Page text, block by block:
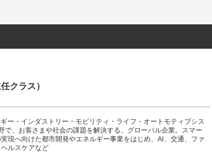
クラス）
ー・インダストリー・モビリティ・ライフ・オートモティブシス
で、お客さまや社会の課題を解決する、グローバル企業。スマー
実現へ向けた都市開発やエネルギー事業をはじめ、AI、交通、ファ
ルスケアなど